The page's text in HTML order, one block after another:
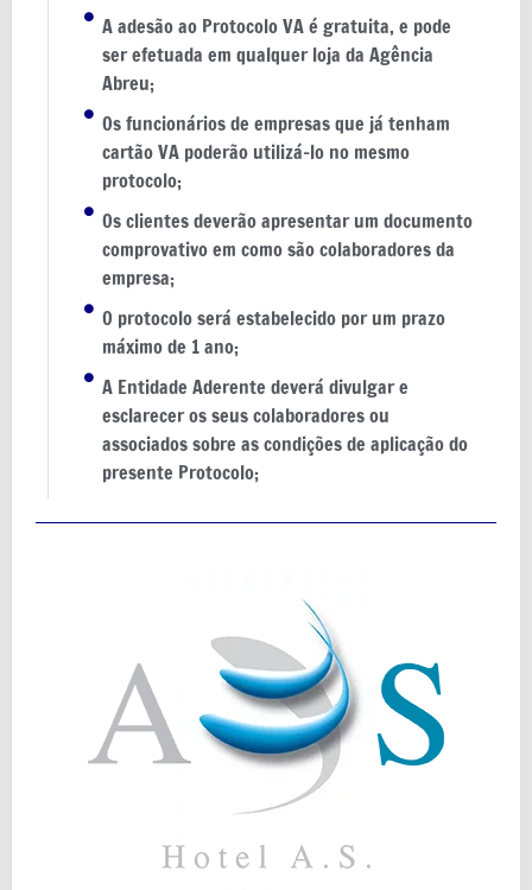
A adesão ao Protocolo VA é gratuita, e pode
ser efetuada em qualquer loja da Agência
Abreu;
Os funcionários de empresas que já tenham
cartão VA poderão utilizá-lo no mesmo
protocolo;
Os clientes deverão apresentar um documento
comprovativo em como são colaboradores da
empresa;
O protocolo será estabelecido por um prazo
máximo de 1 ano;
A Entidade Aderente deverá divulgar e
esclarecer os seus colaboradores ou
associados sobre as condições de aplicação do
presente Protocolo;